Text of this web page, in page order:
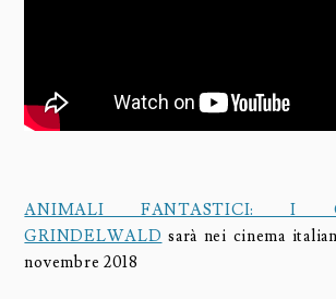
ANIMALI FANTASTICI: I
GRINDELWALD sarà nei cinema
novembre 2018